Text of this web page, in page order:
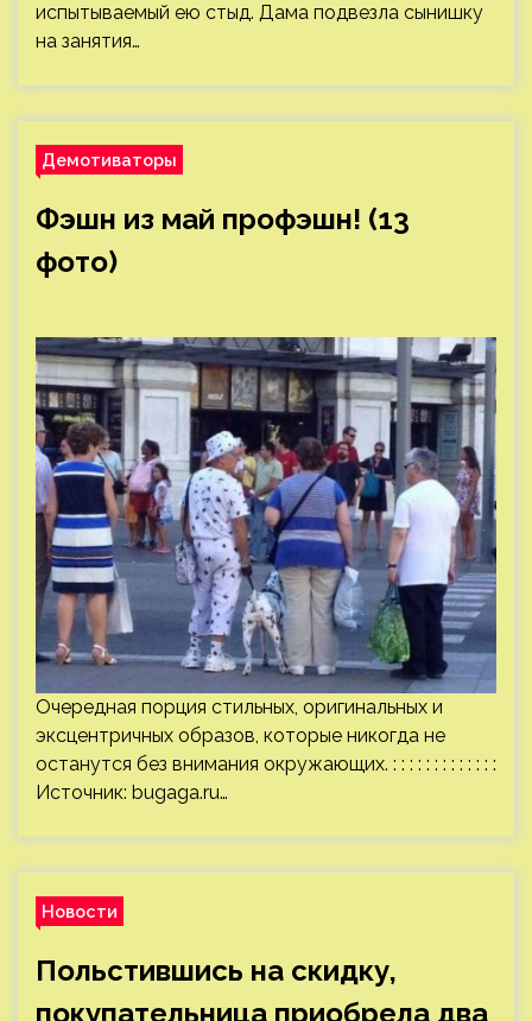
испытываемый ею стыд. Дама подвезла сынишку
на занятия…
Демотиваторы
Фэшн из май профэшн! (13
фото)
Очередная порция стильных, оригинальных и
эксцентричных образов, которые никогда не
останутся без внимания окружающих. : : : : : : : : : : : : :
Источник: bugaga.ru…
Новости
Польстившись на скидку,
покупательница приобрела два